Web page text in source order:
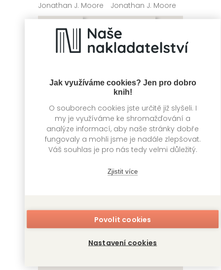
Jak využíváme cookies? Jen pro dobro
knih!
O souborech cookies jste určitě již slyšeli. I
my je využíváme ke shromažďování a
analýze informací, aby naše stránky dobře
fungovaly a mohli jsme je nadále zlepšovat.
Váš souhlas je pro nás tedy velmi důležitý.
Zjistit více
Povolit cookies
Nastavení cookies
Jonathan J. Moore Jonathan J. Moore
Hitlerova smrt
Jean-Christophe
Cesta časem na
starých mapách